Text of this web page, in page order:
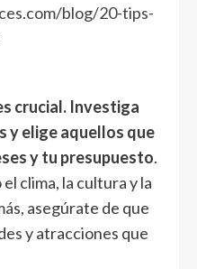
blog/20-tips-
crucial. Investiga
y elige aquellos que
y tu presupuesto.
clima, la cultura y la
asegúrate de que
y atracciones que